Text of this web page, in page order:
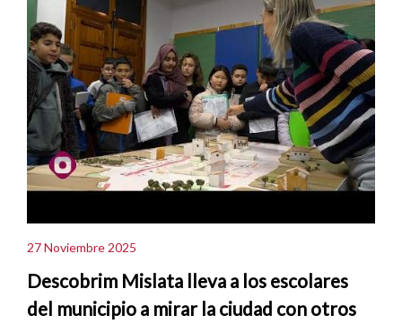
27 Noviembre 2025
Descobrim Mislata lleva a los escolares
del municipio a mirar la ciudad con otros